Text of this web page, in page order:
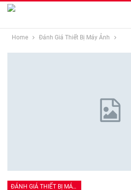
Home Đánh Giá Thiết Bị Máy Ảnh
ĐÁNH GIÁ THIẾT BỊ MÁY ẢNH